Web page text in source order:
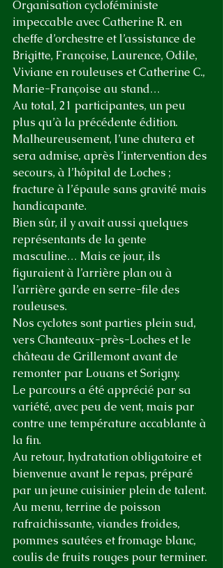
Organisation cycloféministe
impeccable avec Catherine R. en
cheffe d’orchestre et l’assistance de
Brigitte, Françoise, Laurence, Odile,
Viviane en rouleuses et Catherine C.,
Marie-Françoise au stand…
Au total, 21 participantes, un peu
plus qu’à la précédente édition.
Malheureusement, l’une chutera et
sera admise, après l’intervention des
secours, à l’hôpital de Loches ;
fracture à l’épaule sans gravité mais
handicapante.
Bien sûr, il y avait aussi quelques
représentants de la gente
masculine… Mais ce jour, ils
figuraient à l’arrière plan ou à
l’arrière garde en serre-file des
rouleuses.
Nos cyclotes sont parties plein sud,
vers Chanteaux-près-Loches et le
château de Grillemont avant de
remonter par Louans et Sorigny.
Le parcours a été apprécié par sa
variété, avec peu de vent, mais par
contre une température accablante à
la fin.
Au retour, hydratation obligatoire et
bienvenue avant le repas, préparé
par un jeune cuisinier plein de talent.
Au menu, terrine de poisson
rafraichissante, viandes froides,
pommes sautées et fromage blanc,
coulis de fruits rouges pour terminer.